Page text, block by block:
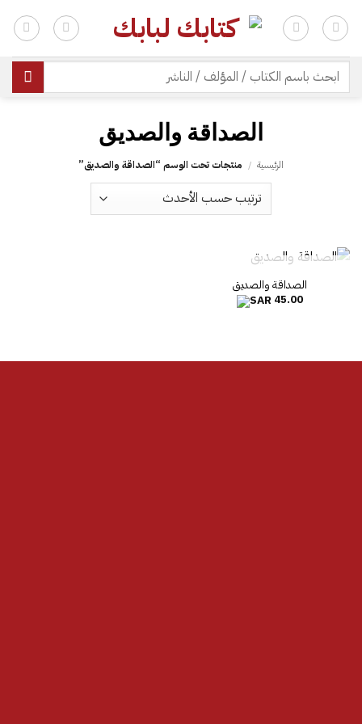
للمحتوى
البحث
عن:
الرئيسية / منتجات تحت الوسم “‎الصداقة والصديق”
غير متوفر في المخزون
45.00
| شحن مجاني للطلبات +300 ريال | تغليف مجاني للطلبات +150 ريال |